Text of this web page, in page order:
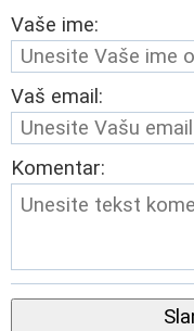
Vaše ime:
Vaš email:
Komentar: